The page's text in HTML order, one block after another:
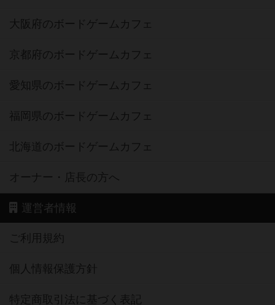
大阪府のボードゲームカフェ
京都府のボードゲームカフェ
愛知県のボードゲームカフェ
福岡県のボードゲームカフェ
北海道のボードゲームカフェ
オーナー・店長の方へ
運営者情報
ご利用規約
個人情報保護方針
特定商取引法に基づく表記